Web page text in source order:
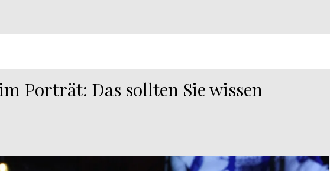
Porträt: Das sollten Sie wissen